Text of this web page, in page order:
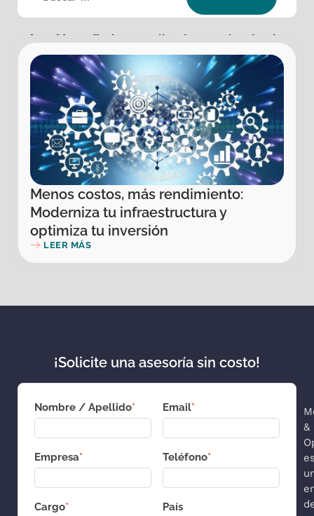
Selección:Offering: Application Modernization
Other Industries
Menos costos, más rendimiento:
Moderniza tu infraestructura y
optimiza tu inversión
LEER MÁS
¡Solicite una asesoría sin costo!
Nombre / Apellido* Email*
Empresa* Teléfono*
Cargo* País
&